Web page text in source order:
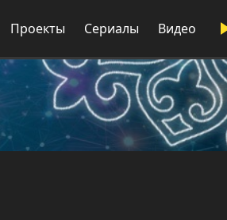
Проекты Сериалы Видео